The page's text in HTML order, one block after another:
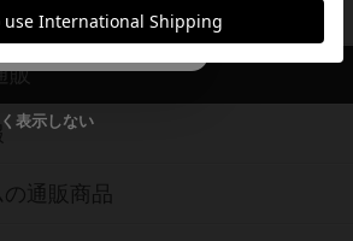
で会員登録
表示しない
案内
販
通販商品